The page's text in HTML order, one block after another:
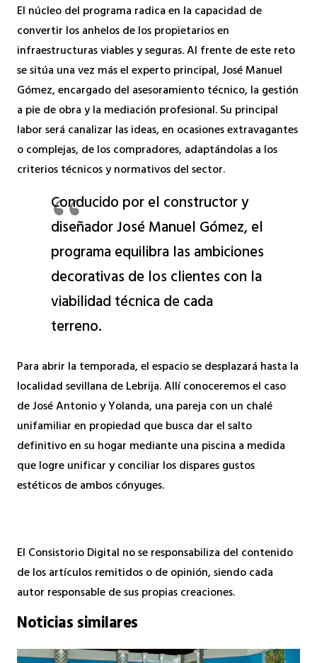
El núcleo del programa radica en la capacidad de
convertir los anhelos de los propietarios en
infraestructuras viables y seguras. Al frente de este reto
se sitúa una vez más el experto principal, José Manuel
Gómez, encargado del asesoramiento técnico, la gestión
a pie de obra y la mediación profesional. Su principal
labor será canalizar las ideas, en ocasiones extravagantes
o complejas, de los compradores, adaptándolas a los
criterios técnicos y normativos del sector.
Conducido por el constructor y
diseñador José Manuel Gómez, el
programa equilibra las ambiciones
decorativas de los clientes con la
viabilidad técnica de cada
terreno.
Para abrir la temporada, el espacio se desplazará hasta la
localidad sevillana de Lebrija. Allí conoceremos el caso
de José Antonio y Yolanda, una pareja con un chalé
unifamiliar en propiedad que busca dar el salto
definitivo en su hogar mediante una piscina a medida
que logre unificar y conciliar los dispares gustos
estéticos de ambos cónyuges.
El Consistorio Digital no se responsabiliza del contenido
de los artículos remitidos o de opinión, siendo cada
autor responsable de sus propias creaciones.
Noticias similares